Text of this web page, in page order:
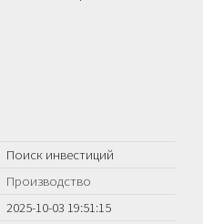
Поиск инвестиций
Производство
2025-10-03 19:51:15